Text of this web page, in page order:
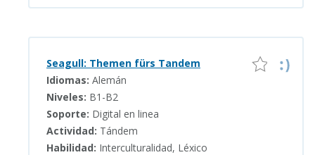
Seagull: Themen fürs Tandem
Idiomas: Alemán
Niveles: B1-B2
Soporte: Digital en linea
Actividad: Tándem
Habilidad: Interculturalidad, Léxico